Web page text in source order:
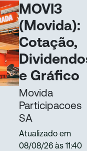
MOVI3
(Movida):
Cotação,
e Gráfico
Movida
Participacoes
SA
Atualizado em
08/08/26 às 11:40